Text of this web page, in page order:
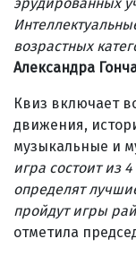
возрастных
Александра
Квиз включает
движения,
музыкальные и
игра состоит из
определят
пройдут игры
отметила